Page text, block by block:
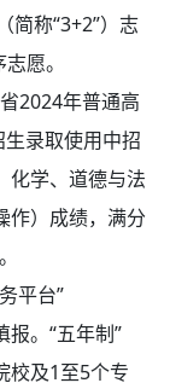
简称“3+2”）志
愿。
2024年普通高
录取使用中招
化学、道德与法
作）成绩，满分
平台”
。“五年制”
校及1至5个专